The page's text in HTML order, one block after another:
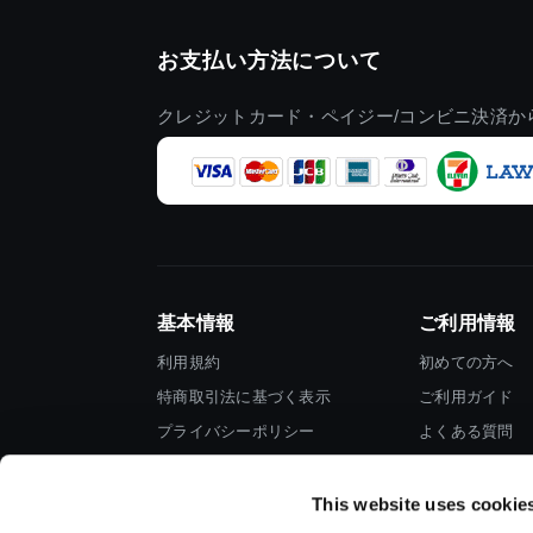
This website uses
お支払い方法について
クレジットカード・ペイジー/コンビニ決済
基本情報
利用規約
特商取引法に基づく表示
プライバシーポリシー
ご利用情報
初めての方へ
ご利用ガイド
よくある質問